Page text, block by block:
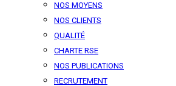
NOS MOYENS
NOS CLIENTS
QUALITÉ
CHARTE RSE
NOS PUBLICATIONS
RECRUTEMENT